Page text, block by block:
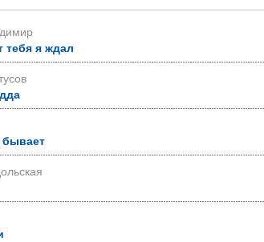
тебя я ждал
бывает